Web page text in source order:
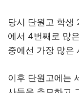
당시 단원고 학생
에서 4번째로 많
중에선 가장 많은
이후 단원고에는